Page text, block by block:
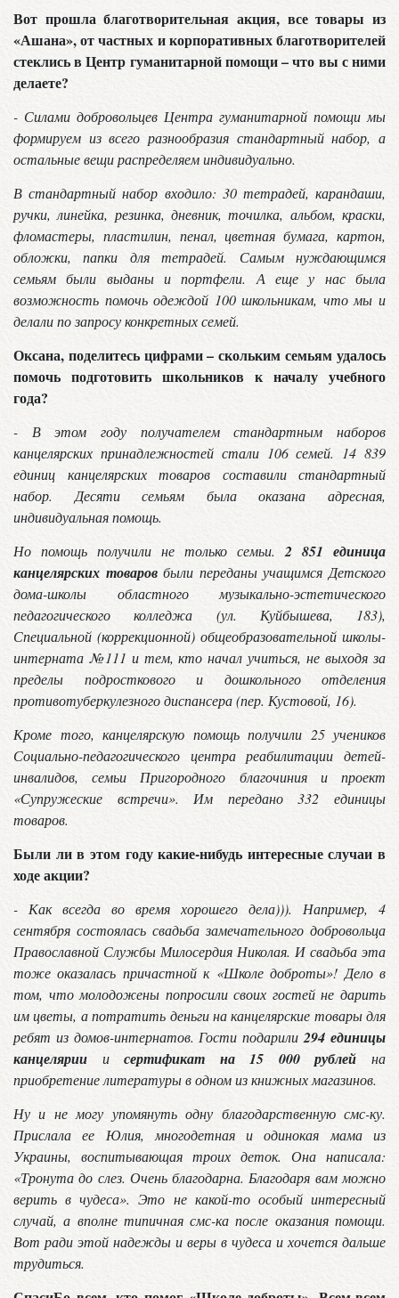
Вот прошла благотворительная акция, все товары из
«Ашана», от частных и корпоративных благотворителей
стеклись в Центр гуманитарной помощи – что вы с ними
делаете?
- Силами добровольцев Центра гуманитарной помощи мы
формируем из всего разнообразия стандартный набор, а
остальные вещи распределяем индивидуально.
В стандартный набор входило: 30 тетрадей, карандаши,
ручки, линейка, резинка, дневник, точилка, альбом, краски,
фломастеры, пластилин, пенал, цветная бумага, картон,
обложки, папки для тетрадей. Самым нуждающимся
семьям были выданы и портфели. А еще у нас была
возможность помочь одеждой 100 школьникам, что мы и
делали по запросу конкретных семей.
Оксана, поделитесь цифрами – скольким семьям удалось
помочь подготовить школьников к началу учебного
года?
- В этом году получателем стандартным наборов
канцелярских принадлежностей стали 106 семей. 14 839
единиц канцелярских товаров составили стандартный
набор. Десяти семьям была оказана адресная,
индивидуальная помощь.
Но помощь получили не только семьи.2 851 единица
канцелярских товаровбыли переданы учащимся Детского
дома-школы областного музыкально-эстетического
педагогического колледжа (ул. Куйбышева, 183),
Специальной (коррекционной) общеобразовательной школы-
интерната №111 и тем, кто начал учиться, не выходя за
пределы подросткового и дошкольного отделения
противотуберкулезного диспансера (пер. Кустовой, 16).
Кроме того, канцелярскую помощь получили 25 учеников
Социально-педагогического центра реабилитации детей-
инвалидов, семьи Пригородного благочиния и проект
«Супружеские встречи». Им передано 332 единицы
товаров.
Были ли в этом году какие-нибудь интересные случаи в
ходе акции?
- Как всегда во время хорошего дела))). Например, 4
сентября состоялась свадьба замечательного добровольца
Православной Службы Милосердия Николая. И свадьба эта
тоже оказалась причастной к «Школе доброты»! Дело в
том, что молодожены попросили своих гостей не дарить
им цветы, а потратить деньги на канцелярские товары для
ребят из домов-интернатов. Гости подарили294 единицы
канцелярии исертификат на 15 000 рублей на
приобретение литературы в одном из книжных магазинов.
Ну и не могу упомянуть одну благодарственную смс-ку.
Прислала ее Юлия, многодетная и одинокая мама из
Украины, воспитывающая троих деток. Она написала:
«Тронута до слез. Очень благодарна. Благодаря вам можно
верить в чудеса». Это не какой-то особый интересный
случай, а вполне типичная смс-ка после оказания помощи.
Вот ради этой надежды и веры в чудеса и хочется дальше
трудиться.